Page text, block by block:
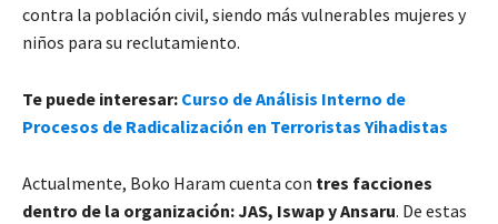
contra la población civil, siendo más vulnerables mujeres y
niños para su reclutamiento.
Te puede interesar: Curso de Análisis Interno de
Procesos de Radicalización en Terroristas Yihadistas
Actualmente, Boko Haram cuenta con tres facciones
dentro de la organización:JAS, Iswap y Ansaru. De estas